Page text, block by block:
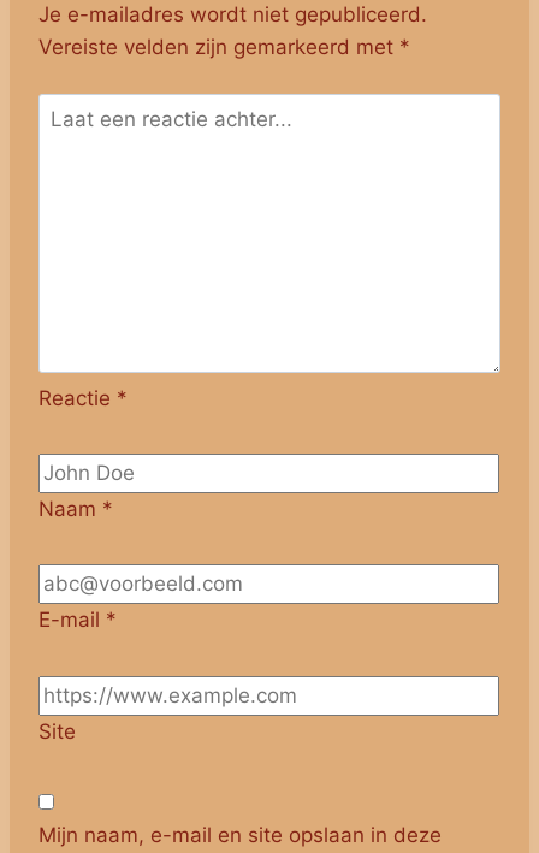
Je e-mailadres wordt niet gepubliceerd.
Vereiste velden zijn gemarkeerd met *
Reactie *
Naam *
E-mail *
Site
Mijn naam, e-mail en site opslaan in deze